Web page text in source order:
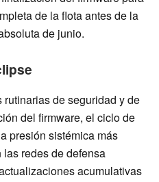
de la flota antes de la
de junio.
de seguridad y de
del firmware, el ciclo de
presión sistémica más
redes de defensa
acumulativas